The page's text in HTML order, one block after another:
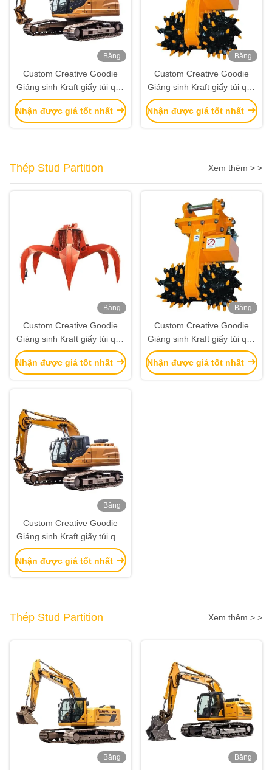
Băng
Custom Creative Goodie
Giáng sinh Kraft giấy túi quà
với logo của riêng bạn cho
Xmas Party trang trí
Nhận được giá tốt nhất
Băng
Custom Creative Goodie
Giáng sinh Kraft giấy túi quà
với logo của riêng bạn cho
Xmas Party trang trí
Nhận được giá tốt nhất
Thép Stud Partition Xem thêm > >
Băng
Custom Creative Goodie
Giáng sinh Kraft giấy túi quà
với logo của riêng bạn cho
Xmas Party trang trí
Nhận được giá tốt nhất
Băng
Custom Creative Goodie
Giáng sinh Kraft giấy túi quà
với logo của riêng bạn cho
Xmas Party trang trí
Nhận được giá tốt nhất
Băng
Custom Creative Goodie
Giáng sinh Kraft giấy túi quà
với logo của riêng bạn cho
Xmas Party trang trí
Nhận được giá tốt nhất
Thép Stud Partition Xem thêm > >
Băng
Băng